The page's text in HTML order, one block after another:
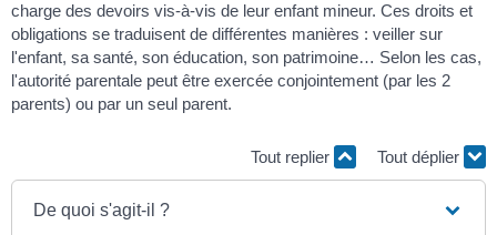
charge des devoirs vis-à-vis de leur enfant mineur. Ces droits et
obligations se traduisent de différentes manières : veiller sur
l'enfant, sa santé, son éducation, son patrimoine… Selon les cas,
l'autorité parentale peut être exercée conjointement (par les 2
parents) ou par un seul parent.
Tout replier Tout déplier
De quoi s'agit-il ?